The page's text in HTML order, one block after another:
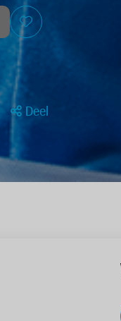
Deel